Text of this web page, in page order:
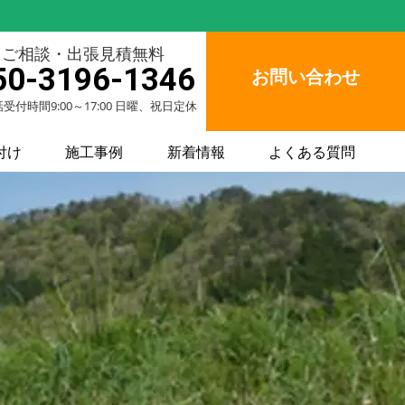
ご相談・出張見積無料
3196-1346
付時間9:00～17:00 日曜、祝日定休
お問い合わせ
け 施工事例 新着情報 よくある質問